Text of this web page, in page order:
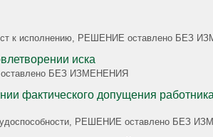
к исполнению, РЕШЕНИЕ оставлено БЕЗ
иска
оставлено БЕЗ ИЗМЕНЕНИЯ
фактического допущения
РЕШЕНИЕ оставлено БЕЗ